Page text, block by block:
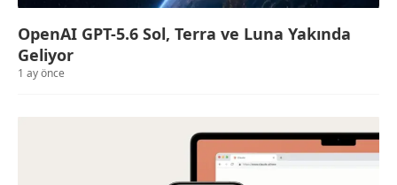
OpenAI GPT-5.6 Sol, Terra ve Luna Yakında
Geliyor
1 ay önce